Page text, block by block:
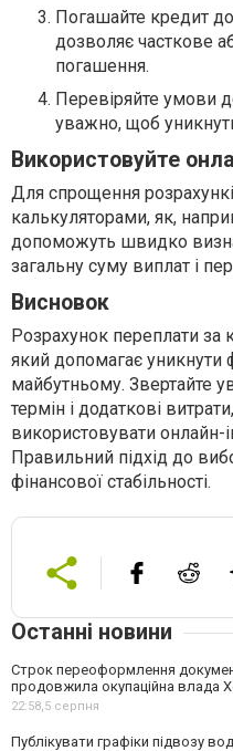
Погашайте кредит
дозволяє часткове
погашення.
Перевіряйте умови
уважно, щоб
Використовуйте
Для спрощення
калькуляторами, як,
допоможуть швидко
загальну суму виплат і
Висновок
Розрахунок переплати
який допомагає уникнути
майбутньому. Звертайте
термін і додаткові
використовувати онлайн-
Правильний підхід до
фінансової стабільності.
Останні новини
Строк переоформлення
продовжила окупаційна влада
22:58,5 серпня
Публікувати графіки підвозу